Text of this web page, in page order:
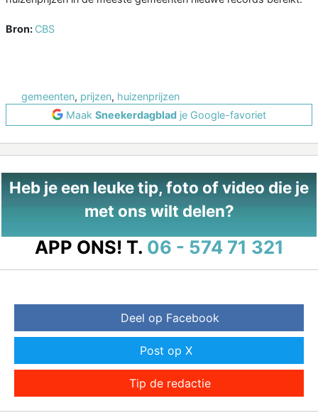
Bron: CBS
gemeenten, prijzen, huizenprijzen
Maak Sneekerdagblad je Google-favoriet
Heb je een leuke tip, foto of video die je
met ons wilt delen?
APP ONS! T. 06 - 574 71 321
Deel op Facebook
Post op X
Tip de redactie